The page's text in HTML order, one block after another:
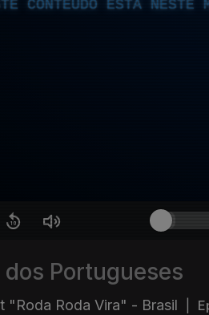
CONTEÚDO ESTÁ NESTE
dos Portugueses
"Roda Roda Vira" - Brasil